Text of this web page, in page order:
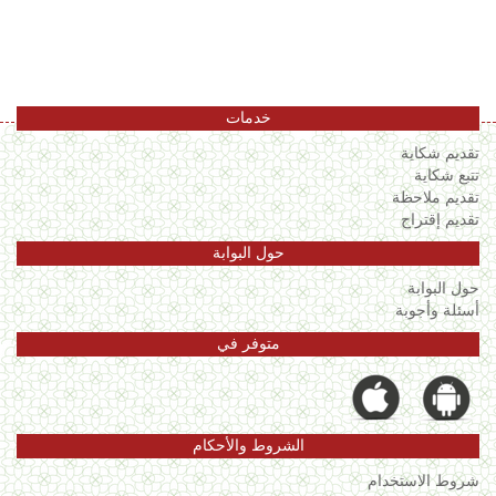
خدمات
تقديم شكاية
تتبع شكاية
تقديم ملاحظة
تقديم إقتراح
حول البوابة
حول البوابة
أسئلة وأجوبة
متوفر في
الشروط والأحكام
شروط الاستخدام